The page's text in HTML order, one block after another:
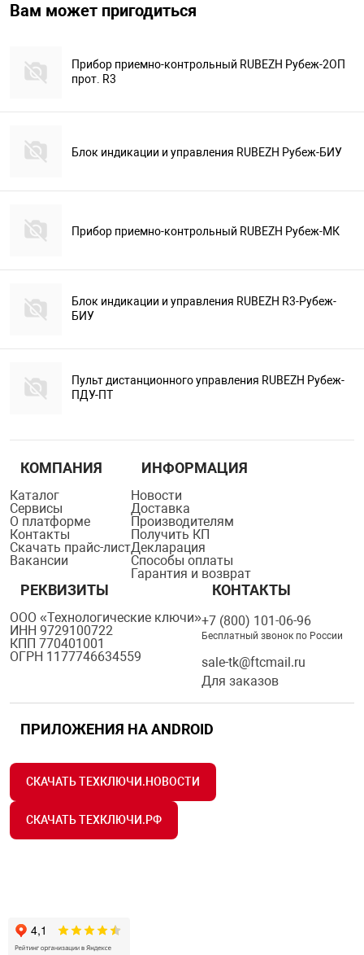
Вам может пригодиться
Прибор приемно-контрольный RUBEZH Рубеж-2ОП
прот. R3
Блок индикации и управления RUBEZH Рубеж-БИУ
Прибор приемно-контрольный RUBEZH Рубеж-МК
Блок индикации и управления RUBEZH R3-Рубеж-
БИУ
Пульт дистанционного управления RUBEZH Рубеж-
ПДУ-ПТ
КОМПАНИЯ
Каталог
Сервисы
О платформе
Контакты
Скачать прайс-лист
Вакансии
ИНФОРМАЦИЯ
Новости
Доставка
Производителям
Получить КП
Декларация
Способы оплаты
Гарантия и возврат
РЕКВИЗИТЫ
ООО «Технологические ключи»
ИНН 9729100722
КПП 770401001
ОГРН 1177746634559
КОНТАКТЫ
+7 (800) 101-06-96
Бесплатный звонок по России
sale-tk@ftcmail.ru
Для заказов
ПРИЛОЖЕНИЯ НА ANDROID
СКАЧАТЬ ТЕХКЛЮЧИ.НОВОСТИ
СКАЧАТЬ ТЕХКЛЮЧИ.РФ